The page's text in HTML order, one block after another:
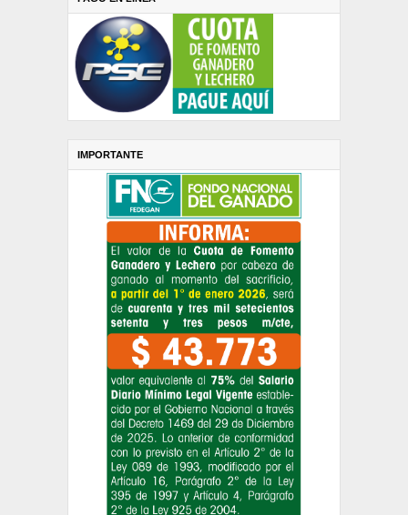
IMPORTANTE